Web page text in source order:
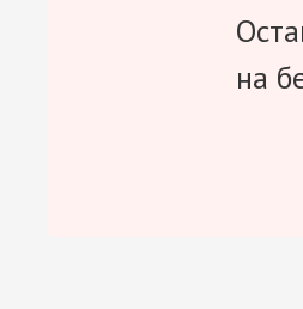
на